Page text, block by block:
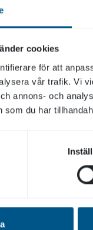
cookies
för att
vår trafik. Vi
annons- och
som du har
utmärkt sätt att